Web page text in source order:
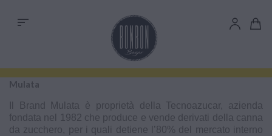
sort
Mulata
Il Brand Mulata è proprietà della Tecnoazucar, azienda
fondata nel 1982 che produce e vende derivati della canna
da zucchero, per i quali detiene l’80% del mercato interno